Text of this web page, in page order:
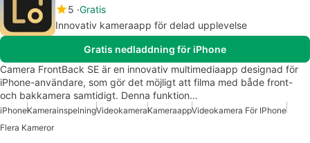
5 Gratis
Innovativ kameraapp för delad upplevelse
Gratis nedladdning för iPhone
Camera FrontBack SE är en innovativ multimediaapp designad för
iPhone-användare, som gör det möjligt att filma med både front-
och bakkamera samtidigt. Denna funktion…
iPhoneKamerainspelningVideokameraKameraappVideokamera För IPhone
Flera Kameror